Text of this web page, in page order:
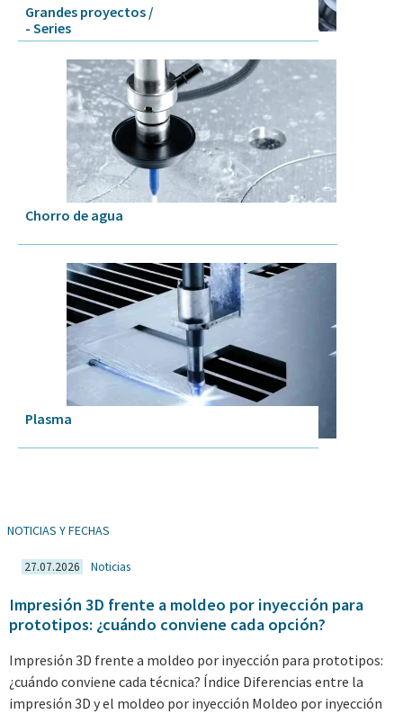
Grandes proyectos /
- Series
Chorro de agua
Plasma
NOTICIAS Y FECHAS
27.07.2026 Noticias
Impresión 3D frente a moldeo por inyección para
prototipos: ¿cuándo conviene cada opción?
Impresión 3D frente a moldeo por inyección para prototipos:
¿cuándo conviene cada técnica? Índice Diferencias entre la
impresión 3D y el moldeo por inyección Moldeo por inyección